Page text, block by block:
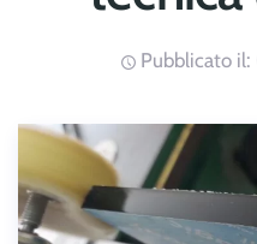
Pubblicato il: